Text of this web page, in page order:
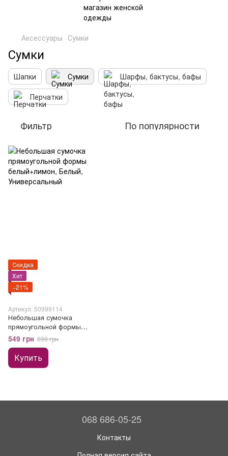
Аксессуары Сумки
Сумки
Шапки Сумки
Шарфы, бактусы, бафы
Перчатки
Фильтр По популярности
Скидка
Хит
−21%
Артикул: 50999114
Небольшая сумочка
прямоугольной формы
белый+лимон
549 грн 699 грн
Купить
068 686-05-25
Контакты